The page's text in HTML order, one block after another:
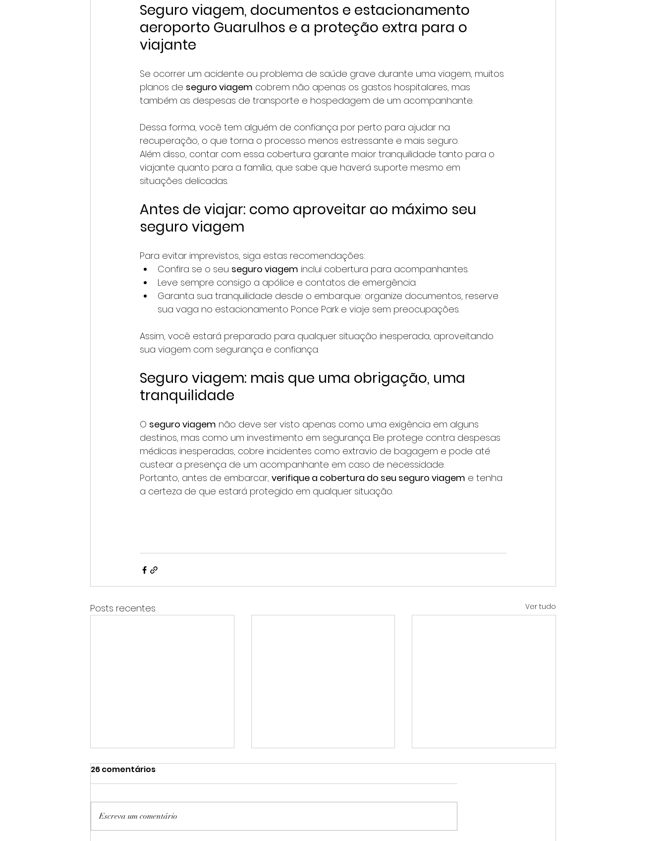
Seguro viagem, documentos e estacionamento
aeroporto Guarulhos e a proteção extra para o
viajante
Se ocorrer um acidente ou problema de saúde grave durante uma viagem, muitos
planos de seguro viagem cobrem não apenas os gastos hospitalares, mas
também as despesas de transporte e hospedagem de um acompanhante.
Dessa forma, você tem alguém de confiança por perto para ajudar na
recuperação, o que torna o processo menos estressante e mais seguro.
Além disso, contar com essa cobertura garante maior tranquilidade tanto para o
viajante quanto para a família, que sabe que haverá suporte mesmo em
situações delicadas.
Antes de viajar: como aproveitar ao máximo seu
seguro viagem
Para evitar imprevistos, siga estas recomendações:
Confira se o seu seguro viagem inclui cobertura para acompanhantes.
Leve sempre consigo a apólice e contatos de emergência.
Garanta sua tranquilidade desde o embarque: organize documentos, reserve
sua vaga no estacionamento Ponce Park e viaje sem preocupações.
Assim, você estará preparado para qualquer situação inesperada, aproveitando
sua viagem com segurança e confiança.
Seguro viagem: mais que uma obrigação, uma
tranquilidade
O seguro viagem não deve ser visto apenas como uma exigência em alguns
destinos, mas como um investimento em segurança. Ele protege contra despesas
médicas inesperadas, cobre incidentes como extravio de bagagem e pode até
custear a presença de um acompanhante em caso de necessidade.
Portanto, antes de embarcar, verifique a cobertura do seu seguro viagem e tenha
a certeza de que estará protegido em qualquer situação.
Posts recentes Ver tudo
26 comentários
Escreva um comentário